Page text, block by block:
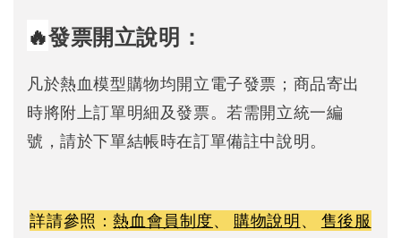
🔥發票開立說明：
凡於熱血模型購物均開立電子發票；商品寄出
時將附上訂單明細及發票。若需開立統一編
號，請於下單結帳時在訂單備註中說明。
詳請參照：熱血會員制度、 購物說明、 售後服